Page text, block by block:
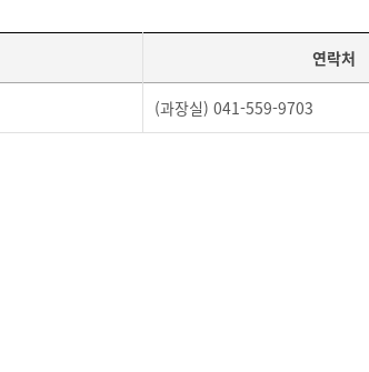
연락처
(과장실) 041-559-9703